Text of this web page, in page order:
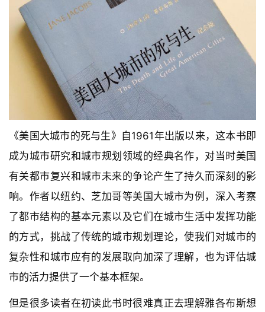
《美国大城市的死与生》自1961年出版以来，这本书即
成为城市研究和城市规划领域的经典名作，对当时美国
有关都市复兴和城市未来的争论产生了持久而深刻的影
响。作者以纽约、芝加哥等美国大城市为例，深入考察
了都市结构的基本元素以及它们在城市生活中发挥功能
的方式，挑战了传统的城市规划理论，使我们对城市的
复杂性和城市应有的发展取向加深了理解，也为评估城
市的活力提供了一个基本框架。
但是很多读者在初读此书时很难真正去理解雅各布斯想